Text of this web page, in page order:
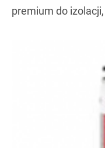
premium do izolacji,